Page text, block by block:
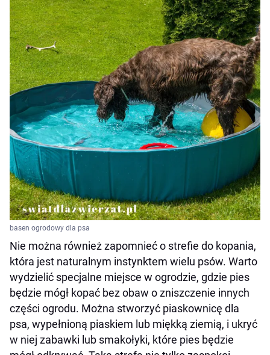
basen ogrodowy dla psa
Nie można również zapomnieć o strefie do kopania,
która jest naturalnym instynktem wielu psów. Warto
wydzielić specjalne miejsce w ogrodzie, gdzie pies
będzie mógł kopać bez obaw o zniszczenie innych
części ogrodu. Można stworzyć piaskownicę dla
psa, wypełnioną piaskiem lub miękką ziemią, i ukryć
w niej zabawki lub smakołyki, które pies będzie